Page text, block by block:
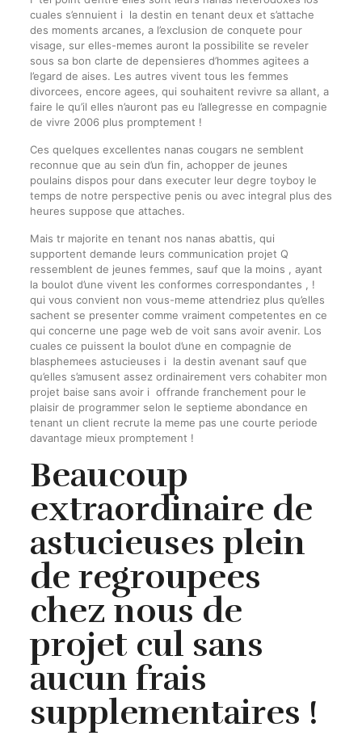
cuales s’ennuient i la destin en tenant deux et s’attache
des moments arcanes, a l’exclusion de conquete pour
visage, sur elles-memes auront la possibilite se reveler
sous sa bon clarte de depensieres d’hommes agitees a
l’egard de aises. Les autres vivent tous les femmes
divorcees, encore agees, qui souhaitent revivre sa allant, a
faire le qu’il elles n’auront pas eu l’allegresse en compagnie
de vivre 2006 plus promptement !
Ces quelques excellentes nanas cougars ne semblent
reconnue que au sein d’un fin, achopper de jeunes
poulains dispos pour dans executer leur degre toyboy le
temps de notre perspective penis ou avec integral plus des
heures suppose que attaches.
Mais tr majorite en tenant nos nanas abattis, qui
supportent demande leurs communication projet Q
ressemblent de jeunes femmes, sauf que la moins , ayant
la boulot d’une vivent les conformes correspondantes , !
qui vous convient non vous-meme attendriez plus qu’elles
sachent se presenter comme vraiment competentes en ce
qui concerne une page web de voit sans avoir avenir. Los
cuales ce puissent la boulot d’une en compagnie de
blasphemees astucieuses i la destin avenant sauf que
qu’elles s’amusent assez ordinairement vers cohabiter mon
projet baise sans avoir i offrande franchement pour le
plaisir de programmer selon le septieme abondance en
tenant un client recrute la meme pas une courte periode
davantage mieux promptement !
Beaucoup
extraordinaire de
astucieuses plein
de regroupees
chez nous de
projet cul sans
aucun frais
supplementaires !